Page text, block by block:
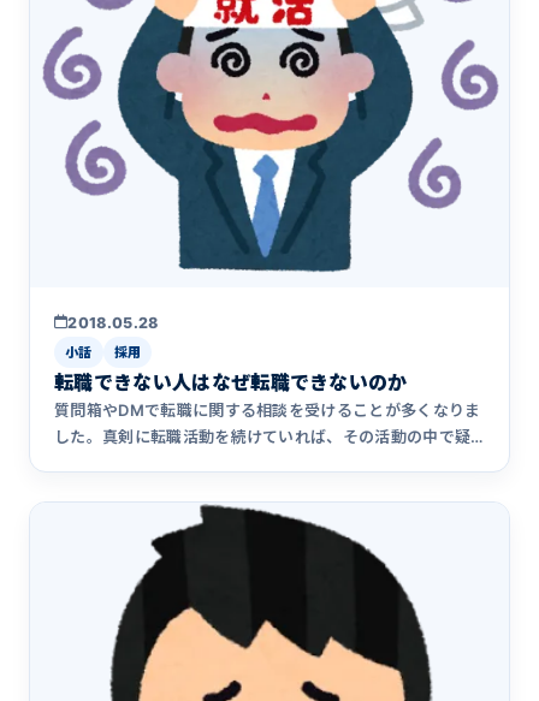
2018.05.28
小話 採用
転職できない人はなぜ転職できないのか
質問箱やDMで転職に関する相談を受けることが多くなりま
した。真剣に転職活動を続けていれば、その活動の中で疑